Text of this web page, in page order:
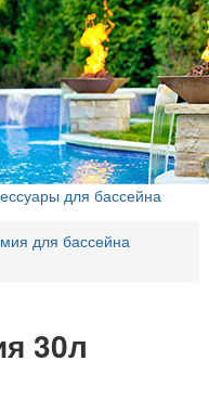
для бассейна
для бассейна
30л